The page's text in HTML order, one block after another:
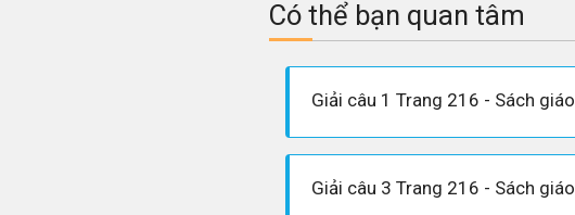
Có thể bạn quan tâm